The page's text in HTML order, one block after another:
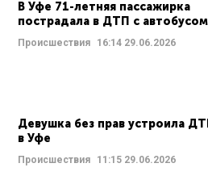
В Уфе 71-летняя пассажирка
пострадала в ДТП с автобусом
Происшествия 16:14 29.06.2026
Девушка без прав устроила
в Уфе
Происшествия 11:15 29.06.2026